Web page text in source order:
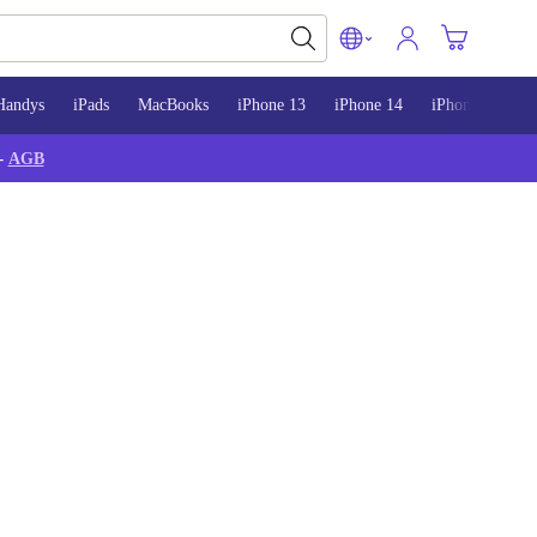
iPads MacBooks iPhone 13 iPhone 14 iPhone 15
AGB